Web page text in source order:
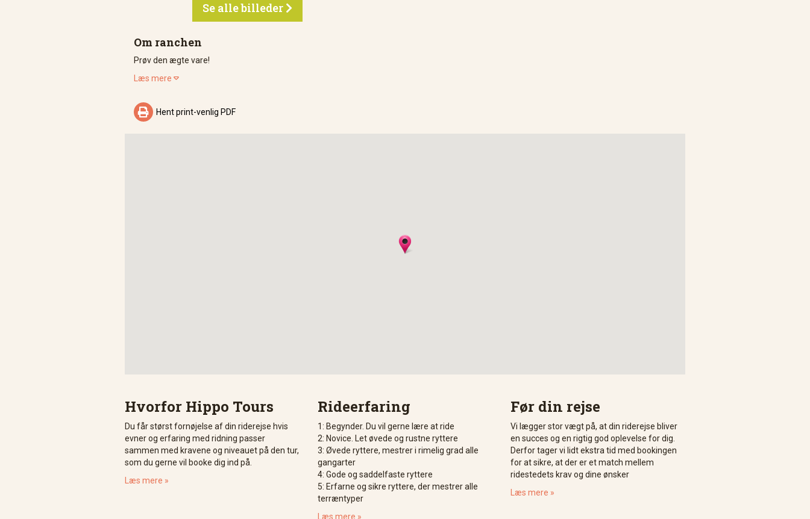
Se alle billeder 
Om ranchen
Prøv den ægte vare!
Læs mere 
 Hent print-venlig PDF
Hvorfor Hippo Tours
Du får størst fornøjelse af din riderejse hvis
evner og erfaring med ridning passer
sammen med kravene og niveauet på den tur,
som du gerne vil booke dig ind på.
Læs mere »
Rideerfaring
1: Begynder. Du vil gerne lære at ride
2: Novice. Let øvede og rustne ryttere
3: Øvede ryttere, mestrer i rimelig grad alle
gangarter
4: Gode og saddelfaste ryttere
5: Erfarne og sikre ryttere, der mestrer alle
terræntyper
Læs mere »
Før din rejse
Vi lægger stor vægt på, at din riderejse bliver
en succes og en rigtig god oplevelse for dig.
Derfor tager vi lidt ekstra tid med bookingen
for at sikre, at der er et match mellem
ridestedets krav og dine ønsker
Læs mere »